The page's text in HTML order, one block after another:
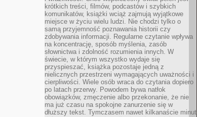
krótkich treści, filmów, podcastów i szybkich
komunikatów, książki wciąż zajmują wyjątkowe
miejsce w życiu wielu ludzi. Nie chodzi tylko o
samą przyjemność poznawania historii czy
zdobywania informacji. Regularne czytanie wpływa
na koncentrację, sposób myślenia, zasób
słownictwa i zdolność rozumienia innych. W
świecie, w którym wszystko wydaje się
przyspieszać, książka pozostaje jedną z
nielicznych przestrzeni wymagających uważności i
cierpliwości. Wiele osób wraca do czytania dopiero
po latach przerwy. Powodem bywa natłok
obowiązków, zmęczenie albo przekonanie, że nie
ma już czasu na spokojne zanurzenie się w
dłuższy tekst. Tymczasem nawet kilkanaście minut